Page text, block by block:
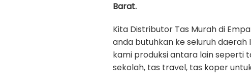
Barat.
Kita Distributor Tas Murah di
anda butuhkan ke seluruh daerah
kami produksi antara lain seperti
sekolah, tas travel, tas koper